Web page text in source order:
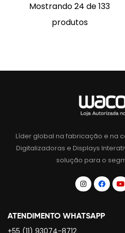
Mostrando 24 de 133
produtos
Líder global na fabricação e na
Digitalizadoras e Displays
solução para o
ATENDIMENTO WHATSAPP
+55 (11) 93074-8712